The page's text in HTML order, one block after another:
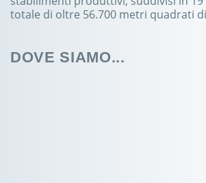
totale di oltre 56.700 metri quadrati
DOVE SIAMO...